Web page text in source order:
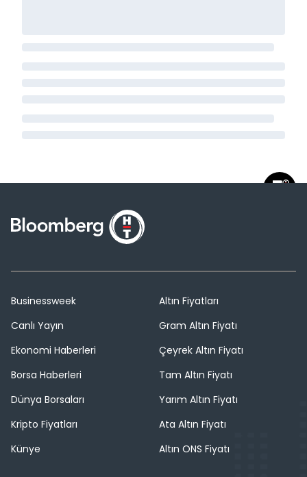
Businessweek
Canlı Yayın
Ekonomi Haberleri
Borsa Haberleri
Dünya Borsaları
Kripto Fiyatları
Künye
Altın Fiyatları
Gram Altın Fiyatı
Çeyrek Altın Fiyatı
Tam Altın Fiyatı
Yarım Altın Fiyatı
Ata Altın Fiyatı
Altın ONS Fiyatı